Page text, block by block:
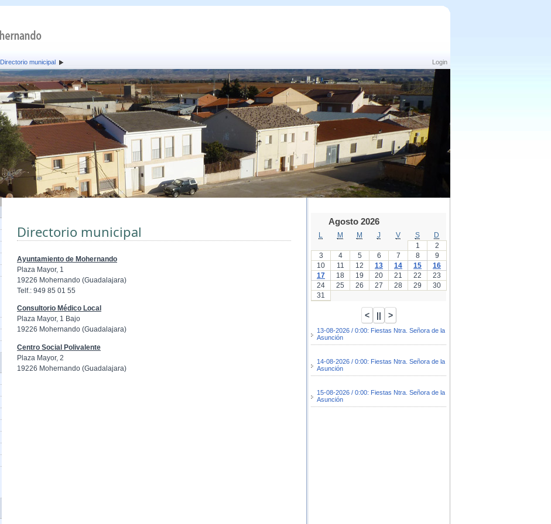
Login
Directorio municipal
Directorio municipal
Ayuntamiento de Mohernando
Plaza Mayor, 1
19226 Mohernando (Guadalajara)
Telf.: 949 85 01 55
Consultorio Médico Local
Plaza Mayor, 1 Bajo
19226 Mohernando (Guadalajara)
Centro Social Polivalente
Plaza Mayor, 2
19226 Mohernando (Guadalajara)
Agosto 2026
M M J V S
D
1
2
3
4 5 6 7 8
9
10
11 12 13 14 15
16
17
18 19 20 21 22
23
24
25 26 27 28 29
30
31
13-08-2026 / 0:00: Fiestas Ntra. Señora de la
Asunción
14-08-2026 / 0:00: Fiestas Ntra. Señora de la
Asunción
15-08-2026 / 0:00: Fiestas Ntra. Señora de la
Asunción